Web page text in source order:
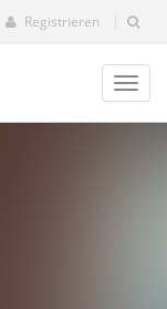
Registrieren